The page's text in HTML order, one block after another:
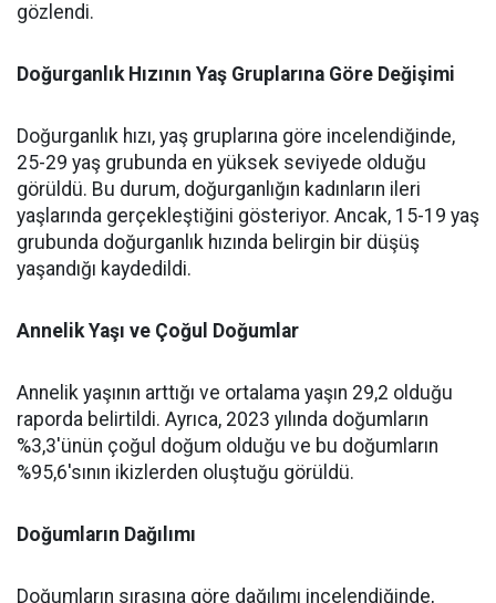
gözlendi.
Doğurganlık Hızının Yaş Gruplarına Göre Değişimi
Doğurganlık hızı, yaş gruplarına göre incelendiğinde,
25-29 yaş grubunda en yüksek seviyede olduğu
görüldü. Bu durum, doğurganlığın kadınların ileri
yaşlarında gerçekleştiğini gösteriyor. Ancak, 15-19 yaş
grubunda doğurganlık hızında belirgin bir düşüş
yaşandığı kaydedildi.
Annelik Yaşı ve Çoğul Doğumlar
Annelik yaşının arttığı ve ortalama yaşın 29,2 olduğu
raporda belirtildi. Ayrıca, 2023 yılında doğumların
%3,3'ünün çoğul doğum olduğu ve bu doğumların
%95,6'sının ikizlerden oluştuğu görüldü.
Doğumların Dağılımı
Doğumların sırasına göre dağılımı incelendiğinde,